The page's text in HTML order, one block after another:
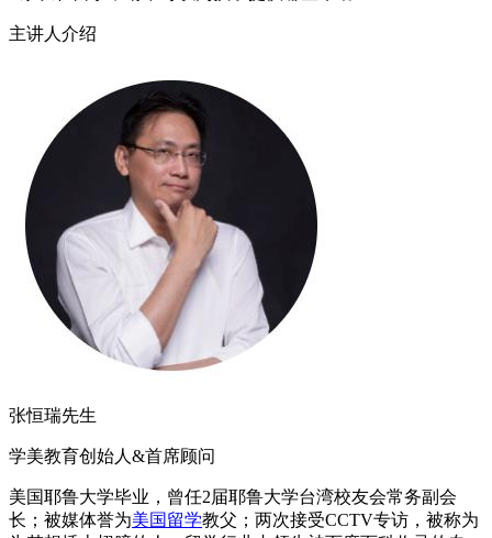
主讲人介绍
张恒瑞先生
学美教育创始人&首席顾问
美国耶鲁大学毕业，曾任2届耶鲁大学台湾校友会常务副会
长；被媒体誉为美国留学教父；两次接受CCTV专访，被称为